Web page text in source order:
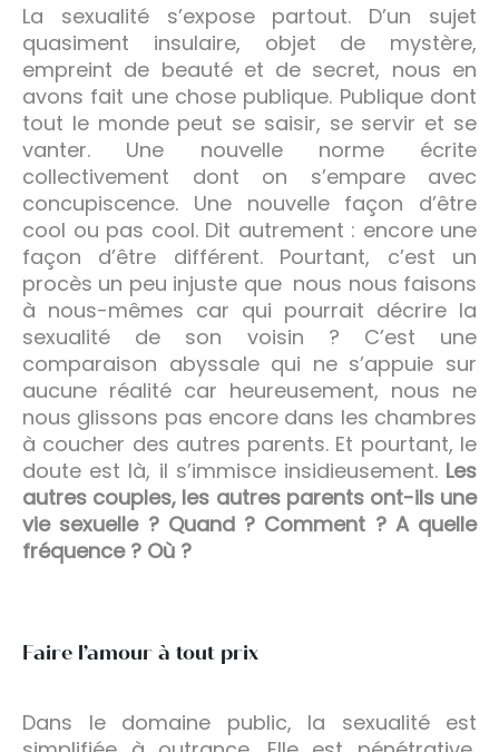
La sexualité s’expose partout. D’un sujet
quasiment insulaire, objet de mystère,
empreint de beauté et de secret, nous en
avons fait une chose publique. Publique dont
tout le monde peut se saisir, se servir et se
vanter. Une nouvelle norme écrite
collectivement dont on s’empare avec
concupiscence. Une nouvelle façon d’être
cool ou pas cool. Dit autrement : encore une
façon d’être différent. Pourtant, c’est un
procès un peu injuste que nous nous faisons
à nous-mêmes car qui pourrait décrire la
sexualité de son voisin ? C’est une
comparaison abyssale qui ne s’appuie sur
aucune réalité car heureusement, nous ne
nous glissons pas encore dans les chambres
à coucher des autres parents. Et pourtant, le
doute est là, il s’immisce insidieusement. Les
autres couples, les autres parents ont-ils une
vie sexuelle ? Quand ? Comment ? A quelle
fréquence ? Où ?
Faire l’amour à tout prix
Dans le domaine public, la sexualité est